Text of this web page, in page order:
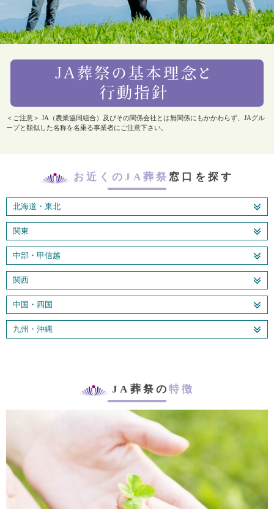
＜ご注意＞ JA（農業協同組合）及びその関係会社とは無関係にもかかわらず、JAグル
ープと類似した名称を名乗る事業者にご注意下さい。
お近くのJA葬祭 窓口を探す
北海道・東北
関東
中部・甲信越
関西
中国・四国
九州・沖縄
JA葬祭の特徴